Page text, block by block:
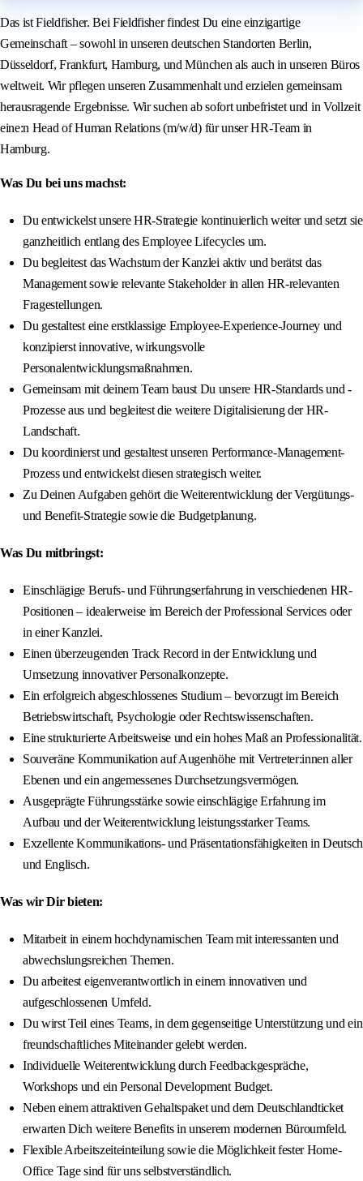
Das ist Fieldfisher. Bei Fieldfisher findest Du eine einzigartige
Gemeinschaft – sowohl in unseren deutschen Standorten Berlin,
Düsseldorf, Frankfurt, Hamburg, und München als auch in unseren Büros
weltweit. Wir pflegen unseren Zusammenhalt und erzielen gemeinsam
herausragende Ergebnisse. Wir suchen ab sofort unbefristet und in Vollzeit
eine:n Head of Human Relations (m/w/d) für unser HR-Team in
Hamburg.
Was Du bei uns machst:
Du entwickelst unsere HR-Strategie kontinuierlich weiter und setzt sie
ganzheitlich entlang des Employee Lifecycles um.
Du begleitest das Wachstum der Kanzlei aktiv und berätst das
Management sowie relevante Stakeholder in allen HR-relevanten
Fragestellungen.
Du gestaltest eine erstklassige Employee-Experience-Journey und
konzipierst innovative, wirkungsvolle
Personalentwicklungsmaßnahmen.
Gemeinsam mit deinem Team baust Du unsere HR-Standards und -
Prozesse aus und begleitest die weitere Digitalisierung der HR-
Landschaft.
Du koordinierst und gestaltest unseren Performance-Management-
Prozess und entwickelst diesen strategisch weiter.
Zu Deinen Aufgaben gehört die Weiterentwicklung der Vergütungs-
und Benefit-Strategie sowie die Budgetplanung.
Was Du mitbringst:
Einschlägige Berufs- und Führungserfahrung in verschiedenen HR-
Positionen – idealerweise im Bereich der Professional Services oder
in einer Kanzlei.
Einen überzeugenden Track Record in der Entwicklung und
Umsetzung innovativer Personalkonzepte.
Ein erfolgreich abgeschlossenes Studium – bevorzugt im Bereich
Betriebswirtschaft, Psychologie oder Rechtswissenschaften.
Eine strukturierte Arbeitsweise und ein hohes Maß an Professionalität.
Souveräne Kommunikation auf Augenhöhe mit Vertreter:innen aller
Ebenen und ein angemessenes Durchsetzungsvermögen.
Ausgeprägte Führungsstärke sowie einschlägige Erfahrung im
Aufbau und der Weiterentwicklung leistungsstarker Teams.
Exzellente Kommunikations- und Präsentationsfähigkeiten in Deutsch
und Englisch.
Was wir Dir bieten:
Mitarbeit in einem hochdynamischen Team mit interessanten und
abwechslungsreichen Themen.
Du arbeitest eigenverantwortlich in einem innovativen und
aufgeschlossenen Umfeld.
Du wirst Teil eines Teams, in dem gegenseitige Unterstützung und ein
freundschaftliches Miteinander gelebt werden.
Individuelle Weiterentwicklung durch Feedbackgespräche,
Workshops und ein Personal Development Budget.
Neben einem attraktiven Gehaltspaket und dem Deutschlandticket
erwarten Dich weitere Benefits in unserem modernen Büroumfeld.
Flexible Arbeitszeiteinteilung sowie die Möglichkeit fester Home-
Office Tage sind für uns selbstverständlich.